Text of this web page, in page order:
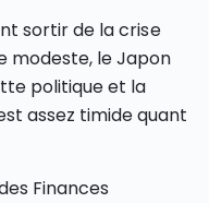
sortir de la crise
modeste, le Japon
politique et la
assez timide quant
Finances